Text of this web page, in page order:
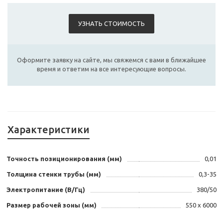
УЗНАТЬ СТОИМОСТЬ
Оформите заявку на сайте, мы свяжемся с вами в ближайшее
время и ответим на все интересующие вопросы.
Характеристики
Точность позиционирования (мм) 0,01
Толщина стенки трубы (мм) 0,3-35
Электропитание (В/Гц) 380/50
Размер рабочей зоны (мм) 550 х 6000